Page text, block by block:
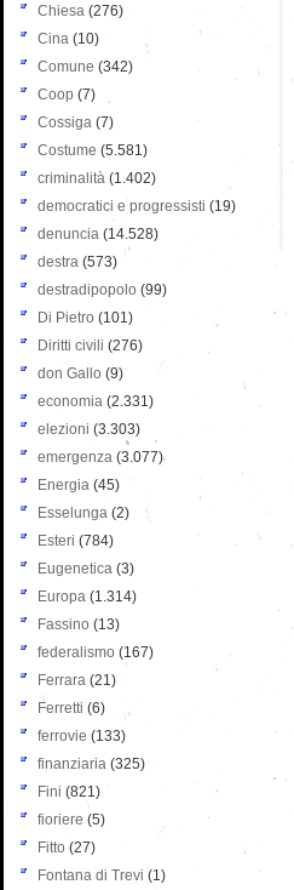
Chiesa (276)
Cina (10)
Comune (342)
Coop (7)
Cossiga (7)
Costume (5.581)
criminalità (1.402)
democratici e progressisti (19)
denuncia (14.528)
destra (573)
destradipopolo (99)
Di Pietro (101)
Diritti civili (276)
don Gallo (9)
economia (2.331)
elezioni (3.303)
emergenza (3.077)
Energia (45)
Esselunga (2)
Esteri (784)
Eugenetica (3)
Europa (1.314)
Fassino (13)
federalismo (167)
Ferrara (21)
Ferretti (6)
ferrovie (133)
finanziaria (325)
Fini (821)
fioriere (5)
Fitto (27)
Fontana di Trevi (1)